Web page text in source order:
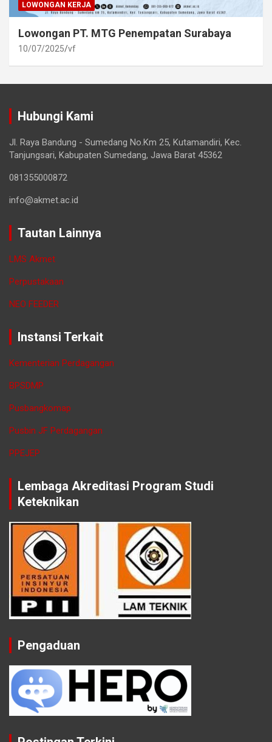
LOWONGAN KERJA
Lowongan PT. MTG Penempatan Surabaya
10/07/2025 vf
Hubungi Kami
Jl. Raya Bandung - Sumedang No.Km 25, Kutamandiri, Kec.
Tanjungsari, Kabupaten Sumedang, Jawa Barat 45362
081355000872
info@akmet.ac.id
Tautan Lainnya
LMS Akmet
Perpustakaan
NEO FEEDER
Instansi Terkait
Kementerian Perdagangan
BPSDMP
Pusbangkomap
Pusbin JF Perdagangan
PPEJEP
Lembaga Akreditasi Program Studi
Keteknikan
Pengaduan